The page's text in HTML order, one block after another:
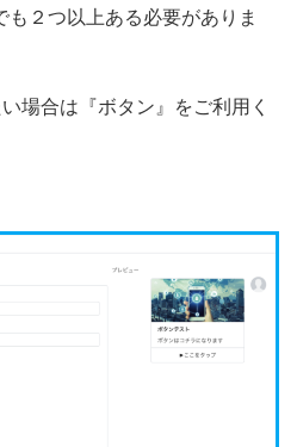
２つ以上ある必要がありま
場合は​『ボタン』をご利用く